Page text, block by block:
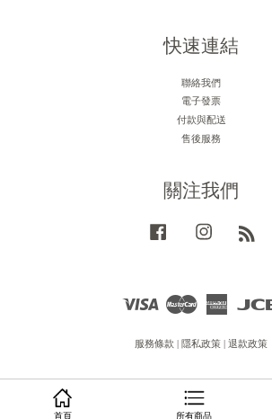
快速連結
聯絡我們
電子發票
付款與配送
售後服務
關注我們
Facebook Instagram
Visa
American
服務條款 | 隱私政策 | 退款政策
首頁 所有商品